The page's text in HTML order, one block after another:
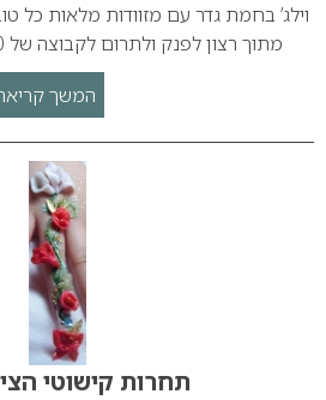
וילג’ בחמת גדר עם מזוודות מלאות כל
מתוך רצון לפנק ולתרום לקבוצה של 50 אמהות מקסימות…
המשך
תחרות קישוטי